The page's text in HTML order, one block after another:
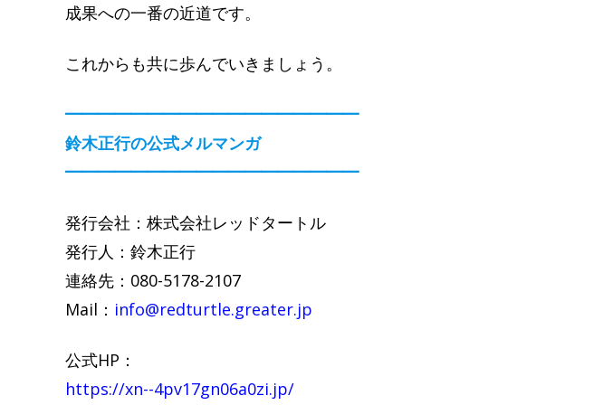
成果への一番の近道です。
これからも共に歩んでいきましょう。
━━━━━━━━━━━━━━━━━━
鈴木正行の公式メルマンガ
━━━━━━━━━━━━━━━━━━
発行会社：株式会社レッドタートル
発行人：鈴木正行
連絡先：080-5178-2107
Mail： info@redturtle.greater.jp
公式HP：
https://xn--4pv17gn06a0zi.jp/